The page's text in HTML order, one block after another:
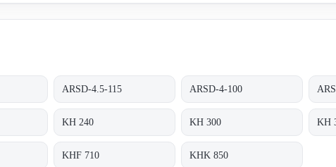
ARSD-4.5-115 ARSD-4-100
KH 240 KH 300 KH
KHF 710 KHK 850